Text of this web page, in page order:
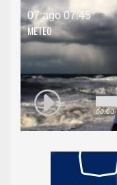
07 ago 07:45
METEO
00:00